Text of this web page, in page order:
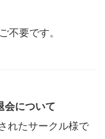
不要です。
会について
れたサークル様で